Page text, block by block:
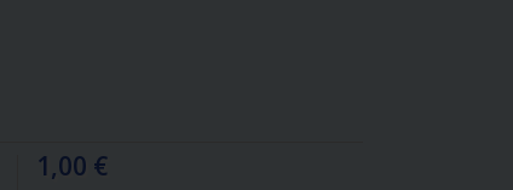
1,00 €